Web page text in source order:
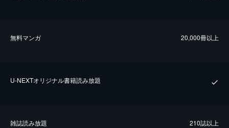
無料マンガ 20,000冊以上
U-NEXTオリジナル書籍読み放題
雑誌読み放題 210誌以上